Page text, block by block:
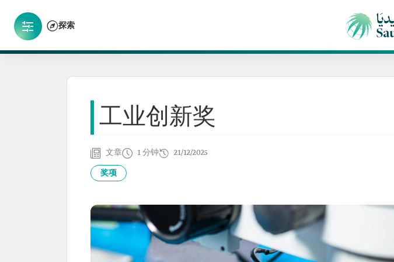
探索
工业创新奖
文章 1 分钟 21/12/2025
奖项